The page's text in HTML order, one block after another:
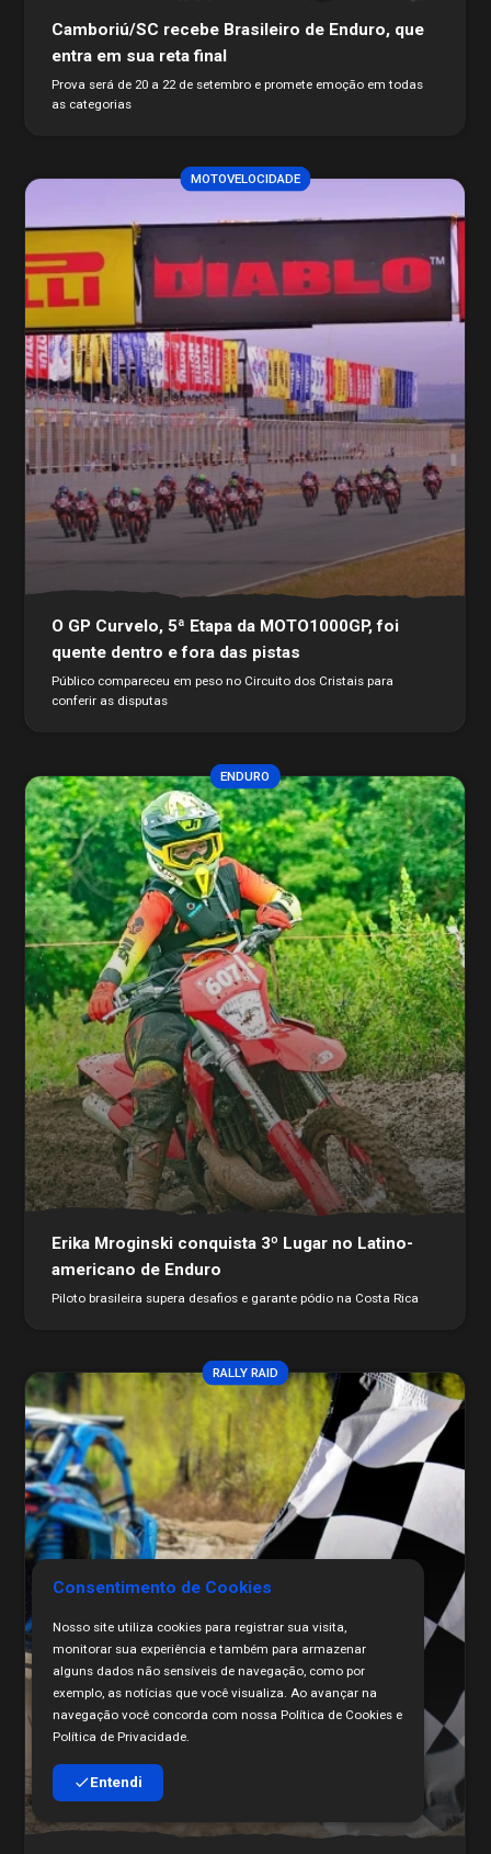
Camboriú/SC recebe Brasileiro de Enduro, que
entra em sua reta final
Prova será de 20 a 22 de setembro e promete emoção em todas
as categorias
O GP Curvelo, 5ª Etapa da MOTO1000GP, foi
quente dentro e fora das pistas
Público compareceu em peso no Circuito dos Cristais para
conferir as disputas
MOTOVELOCIDADE
Erika Mroginski conquista 3º Lugar no Latino-
americano de Enduro
Piloto brasileira supera desafios e garante pódio na Costa Rica
ENDURO
RALLY RAID
Consentimento de Cookies
Nosso site utiliza cookies para registrar sua visita,
monitorar sua experiência e também para armazenar
alguns dados não sensíveis de navegação, como por
exemplo, as notícias que você visualiza. Ao avançar na
navegação você concorda com nossa Política de Cookies e
Política de Privacidade.
Entendi